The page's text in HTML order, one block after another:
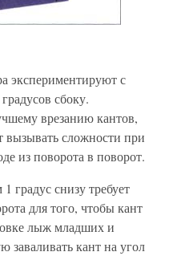
экспериментируют с
сбоку.
врезанию кантов,
сложности при
из поворота в поворот.
градус снизу требует
для того, чтобы кант
лыж младших и
заваливать кант на угол